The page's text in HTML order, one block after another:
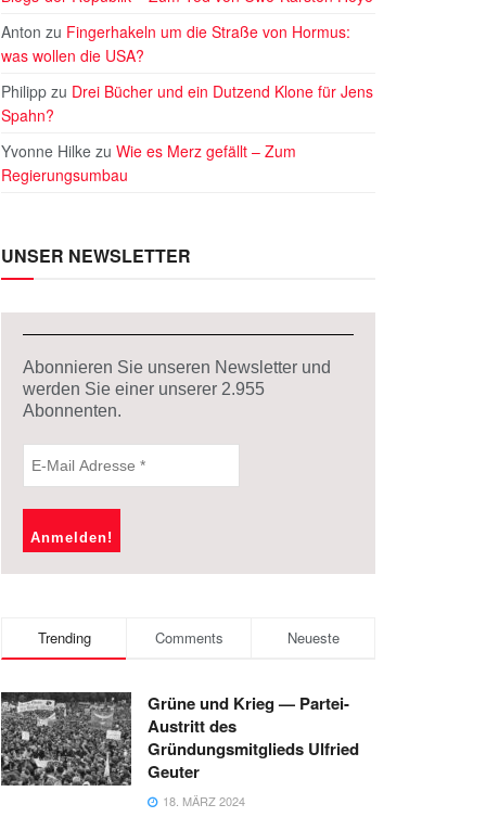
Anton zu Fingerhakeln um die Straße von Hormus:
was wollen die USA?
Philipp zu Drei Bücher und ein Dutzend Klone für Jens
Spahn?
Yvonne Hilke zu Wie es Merz gefällt – Zum
Regierungsumbau
UNSER NEWSLETTER
Abonnieren Sie unseren Newsletter und
werden Sie einer unserer 2.955
Abonnenten.
Trending Comments Neueste
Grüne und Krieg — Partei-
Austritt des
Gründungsmitglieds Ulfried
Geuter
18. MÄRZ 2024